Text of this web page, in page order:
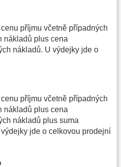
příjmu včetně případných
nákladů plus cena
nákladů. U výdejky jde o
příjmu včetně případných
nákladů plus cena
nákladů plus suma
jde o celkovou prodejní